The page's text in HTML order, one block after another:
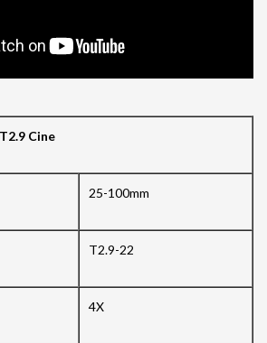
Cine
25-100mm
T2.9-22
4X